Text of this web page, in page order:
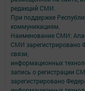
редакций СМИ.
При поддержке
коммуникациям.
Наименование СМИ:
СМИ зарегистрировано
связи,
информационных
запись о регистрации
зарегистрировано